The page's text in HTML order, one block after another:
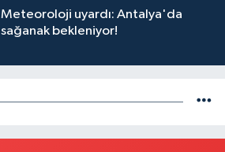
Meteoroloji uyardı: Antalya'da
sağanak bekleniyor!